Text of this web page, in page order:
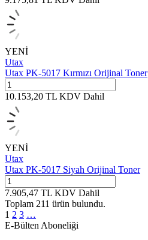
YENİ
Utax
Utax PK-5017 Kırmızı Orijinal Toner
10.153,20 TL KDV Dahil
YENİ
Utax
Utax PK-5017 Siyah Orijinal Toner
7.905,47 TL KDV Dahil
Toplam 211 ürün bulundu.
1 2 3 …
E-Bülten Aboneliği